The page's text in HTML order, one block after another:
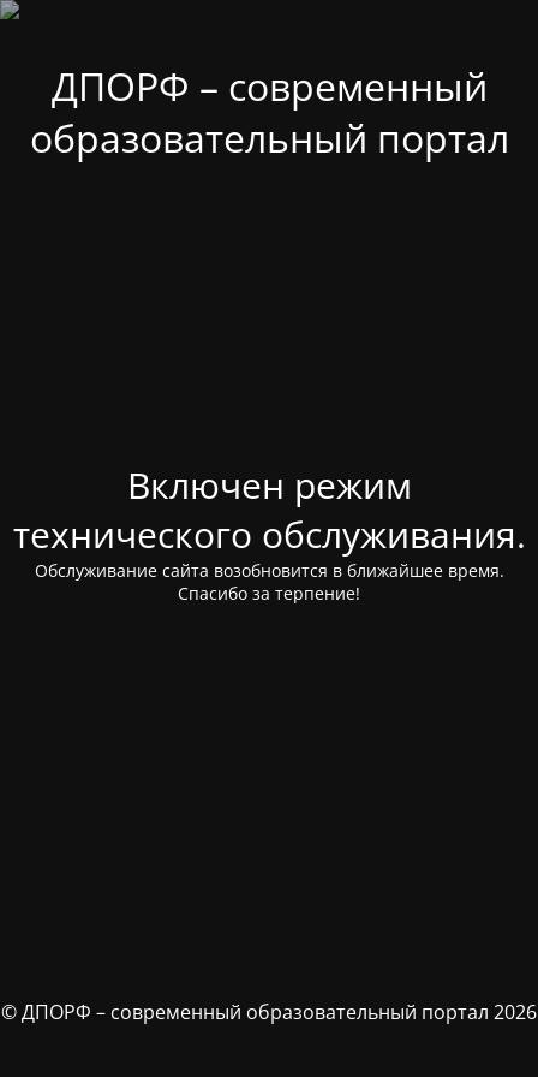
ДПОРФ – современный
образовательный портал
Включен режим
технического обслуживания.
Обслуживание сайта возобновится в ближайшее время.
Спасибо за терпение!
© ДПОРФ – современный образовательный портал 2026